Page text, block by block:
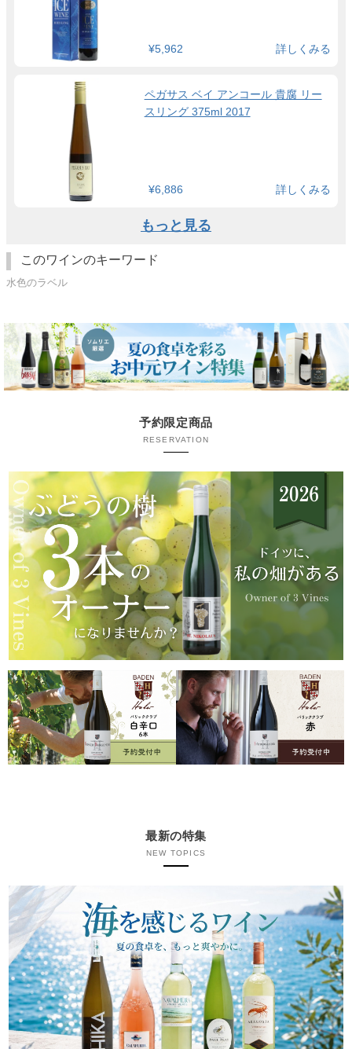
¥5,962 詳しくみる
ペガサス ベイ アンコール 貴腐 リー
スリング 375ml 2017
¥6,886 詳しくみる
もっと見る
このワインのキーワード
水色のラベル
予約限定商品
RESERVATION
最新の特集
NEW TOPICS